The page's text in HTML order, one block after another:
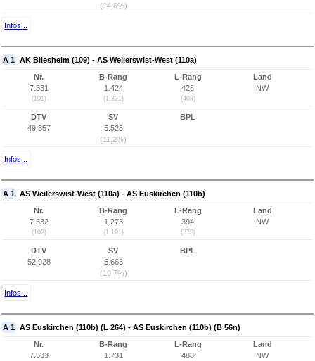
(14,6%)
Infos...
A 1 AK Bliesheim (109) - AS Weilerswist-West (110a)
Nr.
7.531
(101)
B-Rang
1.424
(1.321)
L-Rang
428
(408)
Land
NW
DTV
49.357
SV
5.528
(11,2%)
BPL
Infos...
A 1 AS Weilerswist-West (110a) - AS Euskirchen (110b)
Nr.
7.532
(102)
B-Rang
1.273
(1.191)
L-Rang
394
(378)
Land
NW
DTV
52.928
SV
5.663
(10,7%)
BPL
Infos...
A 1 AS Euskirchen (110b) (L 264) - AS Euskirchen (110b) (B 56n)
Nr.
7.533
B-Rang
1.731
L-Rang
488
Land
NW